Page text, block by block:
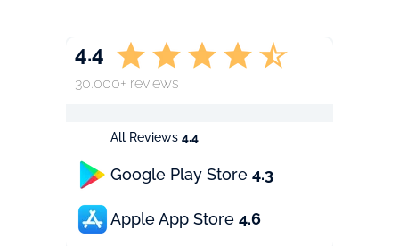
All Reviews 4.4
Google Play Store 4.3
Apple App Store 4.6
4.4
30.000+ reviews